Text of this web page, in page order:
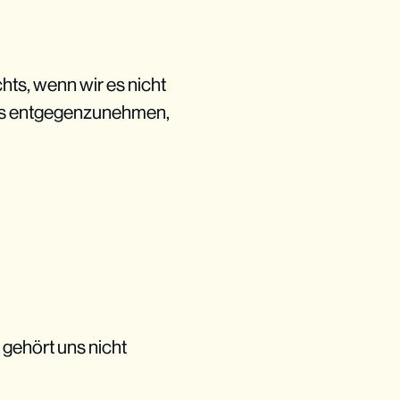
wenn wir es nicht
entgegenzunehmen,
uns nicht